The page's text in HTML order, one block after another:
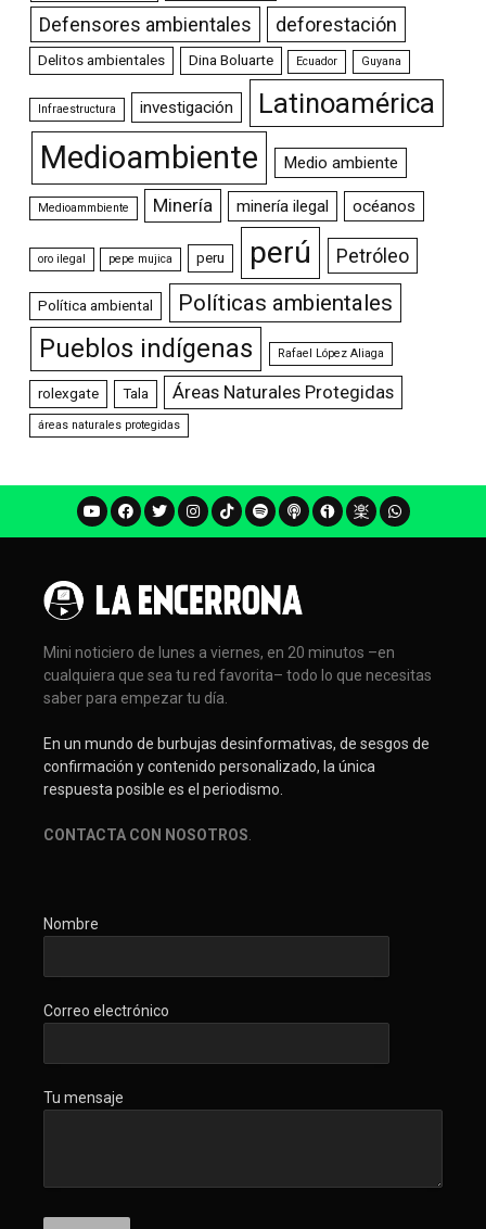
Defensores ambientales deforestación
Delitos ambientales Dina Boluarte Ecuador Guyana
Infraestructura investigación Latinoamérica
Medioambiente Medio ambiente
Medioammbiente Minería minería ilegal océanos
oro ilegal pepe mujica peru perú Petróleo
Política ambiental Políticas ambientales
Pueblos indígenas Rafael López Aliaga
rolexgate Tala Áreas Naturales Protegidas
áreas naturales protegidas
Mini noticiero de lunes a viernes, en 20 minutos –en
cualquiera que sea tu red favorita– todo lo que necesitas
saber para empezar tu día.
En un mundo de burbujas desinformativas, de sesgos de
confirmación y contenido personalizado, la única
respuesta posible es el periodismo.
CONTACTA CON NOSOTROS
Nombre
Correo electrónico
Tu mensaje